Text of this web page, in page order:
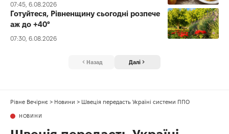
07:45, 6.08.2026
Готуйтеся, Рівненщину сьогодні розпече
аж до +40°
07:30, 6.08.2026
Назад Далі
Рівне Вечірнє > Новини > Швеція передасть Україні системи ППО
НОВИНИ